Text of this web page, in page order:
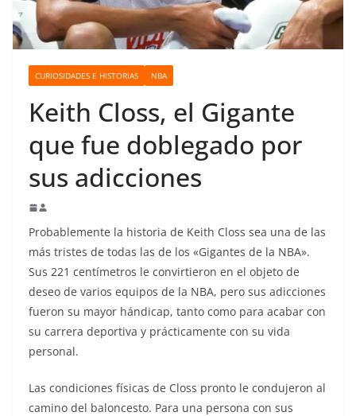
CURIOSIDADES E HISTORIAS NBA
Keith Closs, el Gigante
que fue doblegado por
sus adicciones
Probablemente la historia de Keith Closs sea una de las
más tristes de todas las de los «Gigantes de la NBA».
Sus 221 centímetros le convirtieron en el objeto de
deseo de varios equipos de la NBA, pero sus adicciones
fueron su mayor hándicap, tanto como para acabar con
su carrera deportiva y prácticamente con su vida
personal.
Las condiciones físicas de Closs pronto le condujeron al
camino del baloncesto. Para una persona con sus